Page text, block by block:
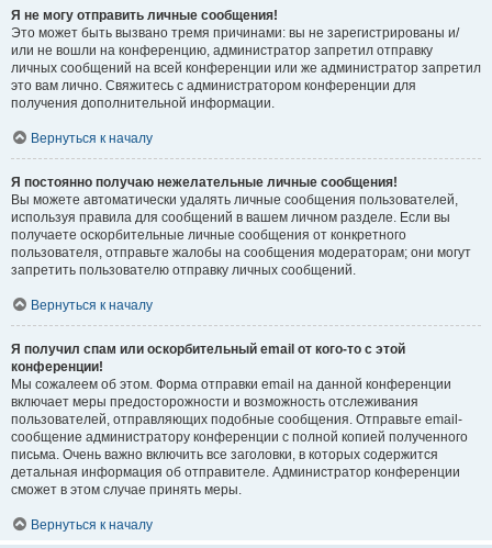
Я не могу отправить личные сообщения!
Это может быть вызвано тремя причинами: вы не зарегистрированы и/
или не вошли на конференцию, администратор запретил отправку
личных сообщений на всей конференции или же администратор запретил
это вам лично. Свяжитесь с администратором конференции для
получения дополнительной информации.
Вернуться к началу
Я постоянно получаю нежелательные личные сообщения!
Вы можете автоматически удалять личные сообщения пользователей,
используя правила для сообщений в вашем личном разделе. Если вы
получаете оскорбительные личные сообщения от конкретного
пользователя, отправьте жалобы на сообщения модераторам; они могут
запретить пользователю отправку личных сообщений.
Вернуться к началу
Я получил спам или оскорбительный email от кого-то с этой
конференции!
Мы сожалеем об этом. Форма отправки email на данной конференции
включает меры предосторожности и возможность отслеживания
пользователей, отправляющих подобные сообщения. Отправьте email-
сообщение администратору конференции с полной копией полученного
письма. Очень важно включить все заголовки, в которых содержится
детальная информация об отправителе. Администратор конференции
сможет в этом случае принять меры.
Вернуться к началу